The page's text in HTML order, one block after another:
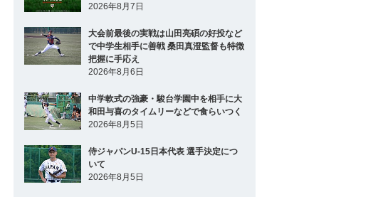
2026年8月7日
大会前最後の実戦は山田亮碩の好投など
で中学生相手に善戦 桑田真澄監督も特徴
把握に手応え
2026年8月6日
中学軟式の強豪・駿台学園中を相手に大
和田与喜のタイムリーなどで食らいつく
2026年8月5日
侍ジャパンU-15日本代表 選手決定につ
いて
2026年8月5日